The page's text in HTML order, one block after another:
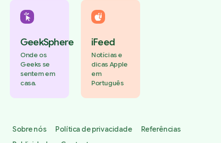
GeekSphere
Onde os
Geeks se
sentem em
casa.
iFeed
Notícias e
dicas Apple
em
Português
Sobre nós Política de privacidade
Referências